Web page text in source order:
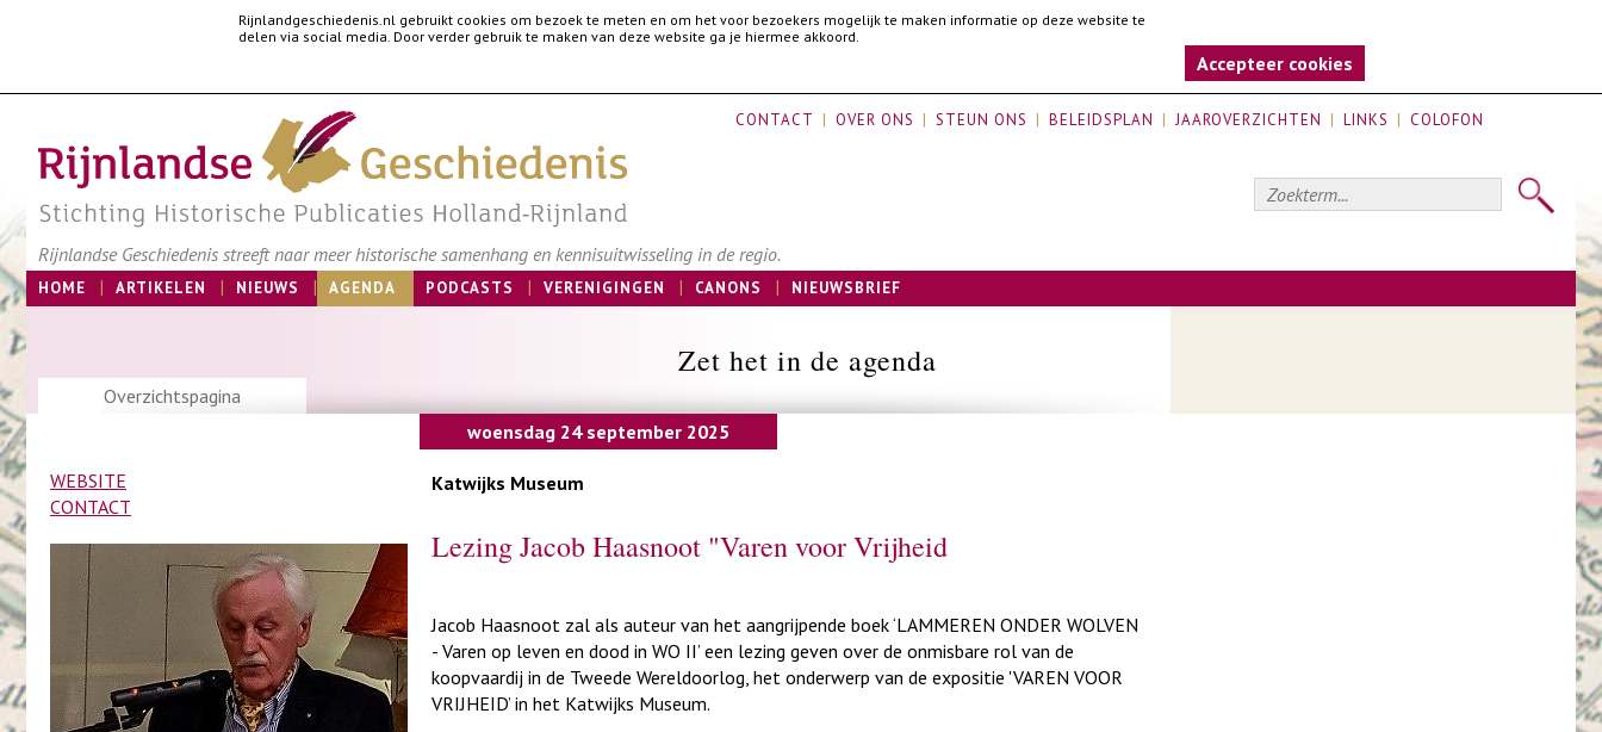
Rijnlandgeschiedenis.nl gebruikt cookies om bezoek te meten en om het voor bezoekers mogelijk te maken informatie op deze website te
delen via social media. Door verder gebruik te maken van deze website ga je hiermee akkoord.
Accepteer cookies
CONTACT OVER ONS STEUN ONS BELEIDSPLAN JAAROVERZICHTEN LINKS COLOFON
Rijnlandse Geschiedenis streeft naar meer historische samenhang en kennisuitwisseling in de regio.
HOME ARTIKELEN NIEUWS AGENDA PODCASTS VERENIGINGEN CANONS NIEUWSBRIEF
Zet het in de agenda
Overzichtspagina
woensdag 24 september 2025
WEBSITE
CONTACT
Katwijks Museum
Lezing Jacob Haasnoot "Varen voor Vrijheid
Jacob Haasnoot zal als auteur van het aangrijpende boek ‘LAMMEREN ONDER WOLVEN
- Varen op leven en dood in WO II’ een lezing geven over de onmisbare rol van de
koopvaardij in de Tweede Wereldoorlog, het onderwerp van de expositie 'VAREN VOOR
VRIJHEID’ in het Katwijks Museum.